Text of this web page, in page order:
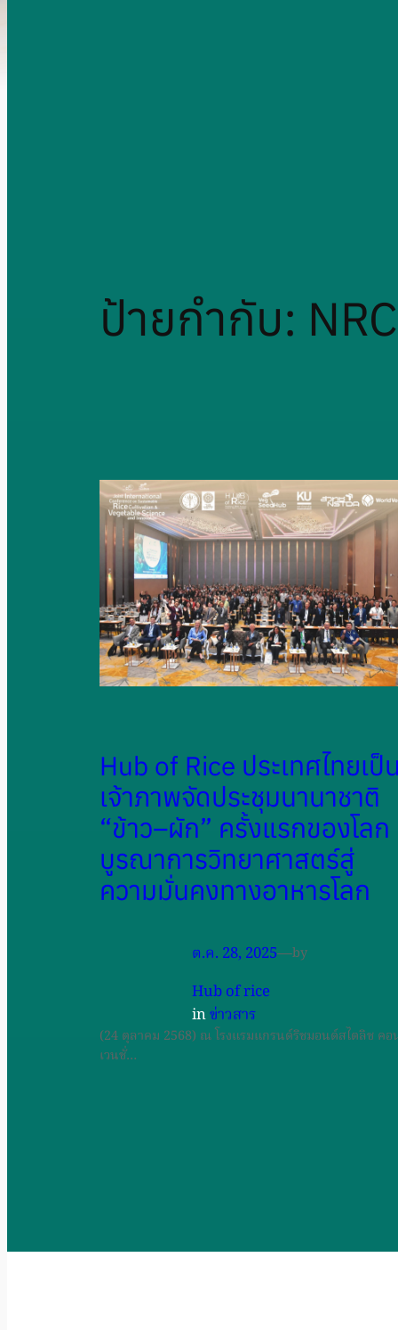
ป้ายกำกับ:
Hub of Rice ประเทศไทยเป็
เจ้าภาพจัดประชุมนานาชาติ
“ข้าว–ผัก” ครั้งแรกของโลก
บูรณาการวิทยาศาสตร์สู่
ความมั่นคงทางอาหารโลก
ต.ค. 28, 2025—by
Hub of rice
inข่าวสาร
(24 ตุลาคม 2568) ณ โรงแรมแกรนด์ริชมอนด์สไตลิช คอ
เวนชั่…